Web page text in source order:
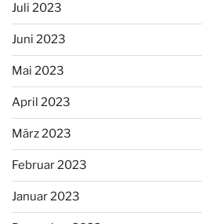
Juli 2023
Juni 2023
Mai 2023
April 2023
März 2023
Februar 2023
Januar 2023